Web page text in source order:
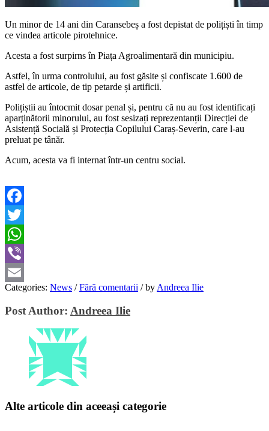
Un minor de 14 ani din Caransebeș a fost depistat de polițiști în timp
ce vindea articole pirotehnice.
Acesta a fost surpirns în Piața Agroalimentară din municipiu.
Astfel, în urma controlului, au fost găsite și confiscate 1.600 de
astfel de articole, de tip petarde și artificii.
Polițiștii au întocmit dosar penal și, pentru că nu au fost identificați
aparținătorii minorului, au fost sesizați reprezentanții Direcției de
Asistență Socială și Protecția Copilului Caraș-Severin, care l-au
preluat pe tânăr.
Acum, acesta va fi internat într-un centru social.
Facebook
Twitter
WhatsApp
Viber
Email
Categories: News / Fără comentarii /by Andreea Ilie
Post Author: Andreea Ilie
Alte articole din aceeași categorie